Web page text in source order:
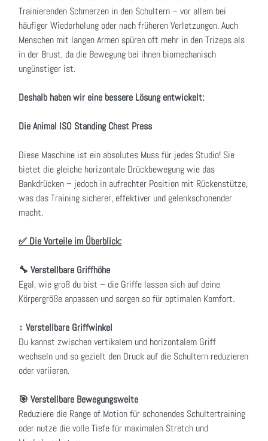
Trainierenden Schmerzen in den Schultern – vor allem bei
häufiger Wiederholung oder nach früheren Verletzungen. Auch
Menschen mit langen Armen spüren oft mehr in den Trizeps als
in der Brust, da die Bewegung bei ihnen biomechanisch
ungünstiger ist.
Deshalb haben wir eine bessere Lösung entwickelt:
Die Animal ISO Standing Chest Press
Diese Maschine ist ein absolutes Muss für jedes Studio! Sie
bietet die gleiche horizontale Drückbewegung wie das
Bankdrücken – jedoch in aufrechter Position mit Rückenstütze,
was das Training sicherer, effektiver und gelenkschonender
macht.
✅ Die Vorteile im Überblick:
🔧 Verstellbare Griffhöhe
Egal, wie groß du bist – die Griffe lassen sich auf deine
Körpergröße anpassen und sorgen so für optimalen Komfort.
↕️ Verstellbare Griffwinkel
Du kannst zwischen vertikalem und horizontalem Griff
wechseln und so gezielt den Druck auf die Schultern reduzieren
oder variieren.
🎯 Verstellbare Bewegungsweite
Reduziere die Range of Motion für schonendes Schultertraining
oder nutze die volle Tiefe für maximalen Stretch und